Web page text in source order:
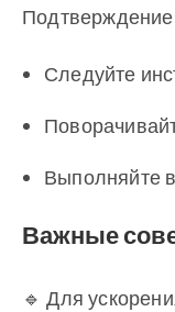
Подтверждение
Следуйте
Выполняйте
Важные
🔹 Для